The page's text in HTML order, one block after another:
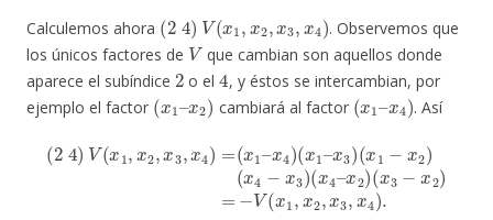
Calculemos ahora
(2 )V(x1
. Observemos que
los únicos factores de
V
que cambian son aquellos donde
aparece el subíndice
2
o el
4
, y éstos se intercambian, por
ejemplo el factor
(x1–
x2 )
cambiará al factor
(x1–
x4)
. Así
24 )V x1,x ,x x = x 1–x4 x1 –x3 x 1−x2 4 −x
(x – 2) 3−x 2)=− (x 1,x2 x3 x4)